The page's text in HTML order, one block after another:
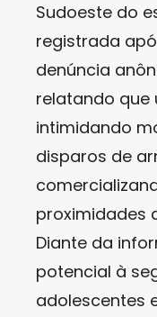
Sudoeste do
registrada
denúncia
relatando que
intimidando
disparos de
proximidades
Diante da
potencial à
adolescentes